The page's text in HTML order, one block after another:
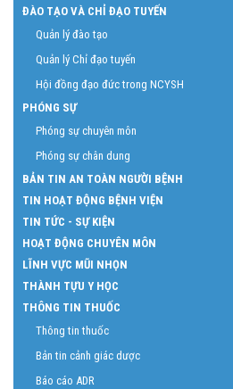
ĐÀO TẠO VÀ CHỈ ĐẠO TUYẾN
Quản lý đào tạo
Quản lý Chỉ đạo tuyến
Hội đồng đạo đức trong NCYSH
PHÓNG SỰ
Phóng sự chuyên môn
Phóng sự chân dung
BẢN TIN AN TOÀN NGƯỜI BỆNH
TIN HOẠT ĐỘNG BỆNH VIỆN
TIN TỨC - SỰ KIỆN
HOẠT ĐỘNG CHUYÊN MÔN
LĨNH VỰC MŨI NHỌN
THÀNH TỰU Y HỌC
THÔNG TIN THUỐC
Thông tin thuốc
Bản tin cảnh giác dược
Báo cáo ADR